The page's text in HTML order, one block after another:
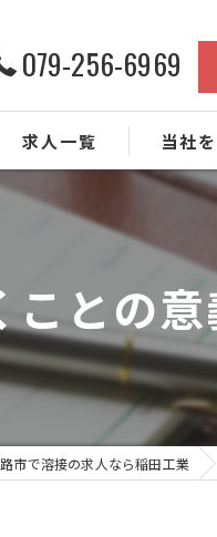
079-256-6969
求人一覧 当社
未経験
経験者
正社員
転職
との
市で溶接の求人なら稲田工業